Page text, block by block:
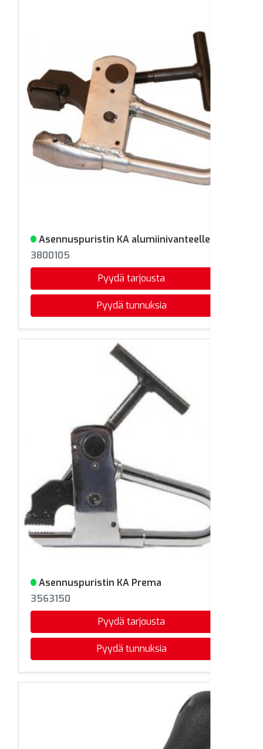
Varastossa
Asennuspuristin KA alumiinivanteelle
3800105
Pyydä tarjousta
Pyydä tunnuksia
Varastossa
Asennuspuristin KA Prema
3563150
Pyydä tarjousta
Pyydä tunnuksia